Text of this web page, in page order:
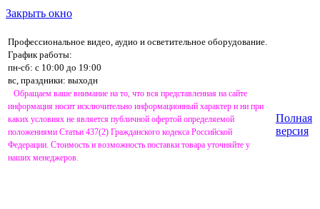
Закрыть окно
Профессиональное видео, аудио и осветительное оборудование.
График работы:
пн-сб: с 10:00 до 19:00
вс, праздники: выходн
Обращаем ваше внимание на то, что вся представленная на сайте
информация носит исключительно информационный характер и ни при
каких условиях не является публичной офертой определяемой
положениями Статьи 437(2) Гражданского кодекса Российской
Федерации. Стоимость и возможность поставки товара уточняйте у
наших менеджеров.
Полная
версия